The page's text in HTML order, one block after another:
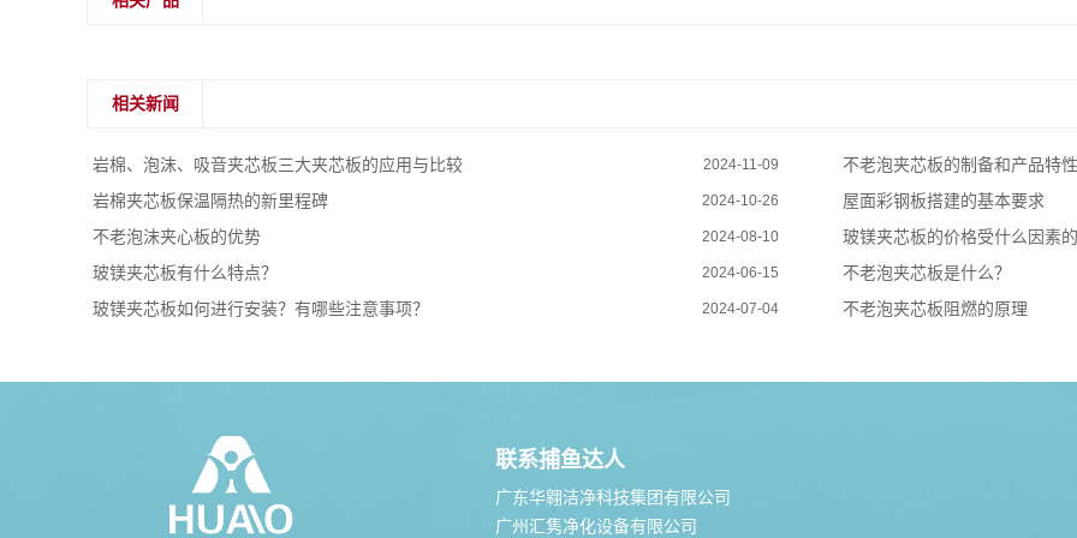
相关新闻
岩棉、泡沫、吸音夹芯板三大夹芯板的应用与比较 2024-11-09
不老泡夹芯板的制备和产品特性
岩棉夹芯板保温隔热的新里程碑
2024-10-26
屋面彩钢板搭建的基本要求
不老泡沫夹心板的优势
2024-08-10
玻镁夹芯板的价格受什么因素
玻镁夹芯板有什么特点？
2024-06-15
不老泡夹芯板是什么？
玻镁夹芯板如何进行安装？有哪些注意事项？
2024-07-04 不老泡夹芯板阻燃的原理
联系捕鱼达人
广东华翱洁净科技集团有限公司
广州汇隽净化设备有限公司